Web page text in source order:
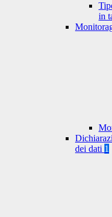
in
dei dati 1